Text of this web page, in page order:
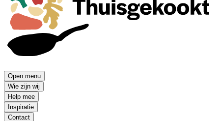
Open menu
Wie zijn wij
Help mee
Inspiratie
Contact